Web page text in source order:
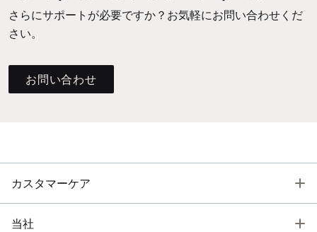
さらにサポートが必要ですか？お気軽にお問い合わせくだ
さい。
お問い合わせ
カスタマーケア
当社